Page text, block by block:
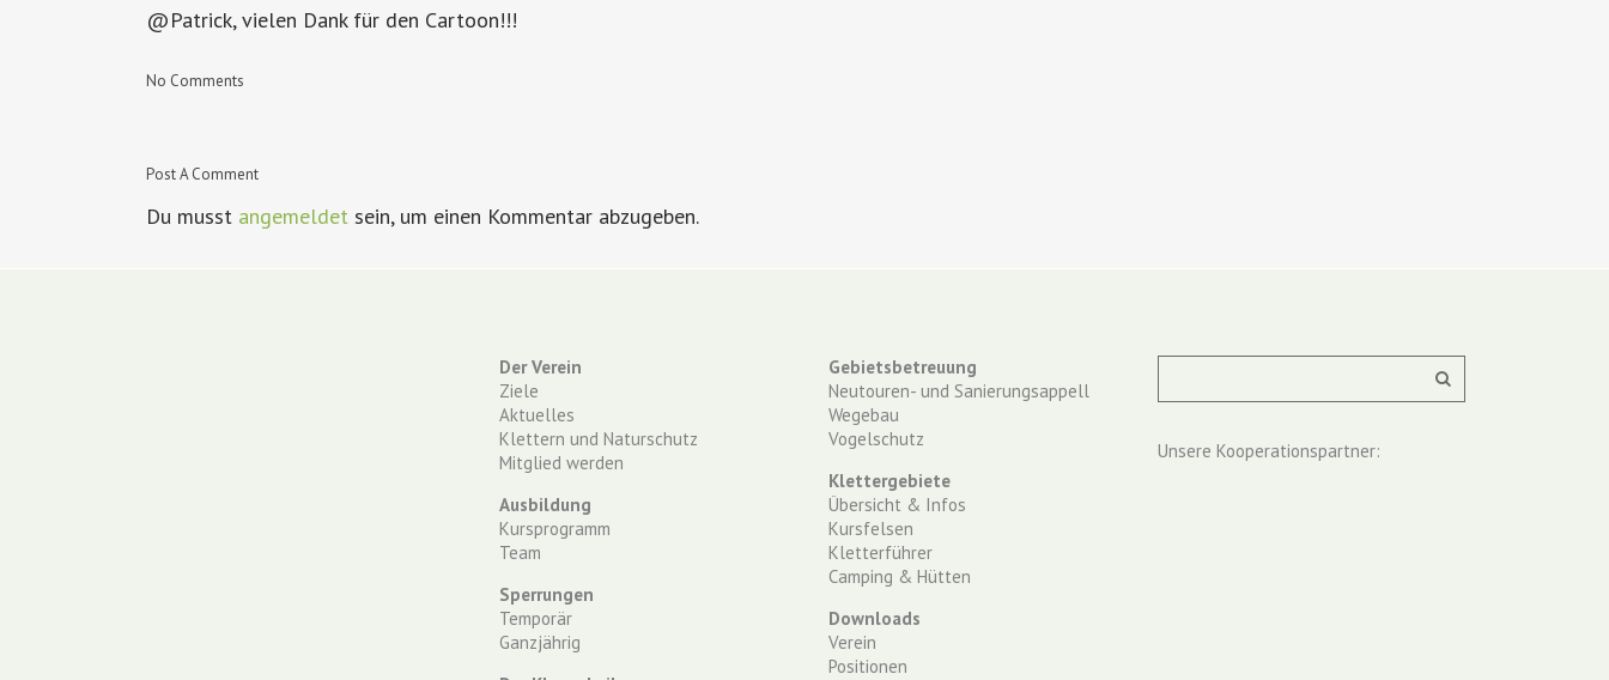
@Patrick, vielen Dank für den Cartoon!!!
No Comments
Post A Comment
Du musst angemeldet sein, um einen Kommentar abzugeben.
Der Verein
Ziele
Aktuelles
Klettern und Naturschutz
Mitglied werden
Ausbildung
Kursprogramm
Team
Sperrungen
Temporär
Ganzjährig
Gebietsbetreuung
Neutouren- und Sanierungsappell
Wegebau
Vogelschutz
Klettergebiete
Übersicht & Infos
Kursfelsen
Kletterführer
Camping & Hütten
Downloads
Verein
Positionen
Unsere Kooperationspartner: